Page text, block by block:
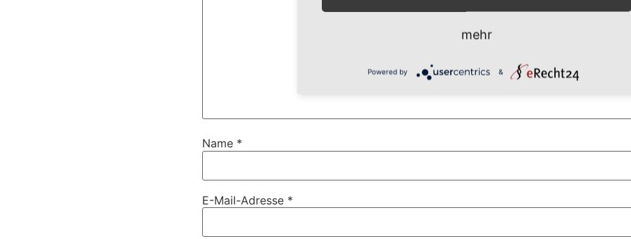
Name *
E-Mail-Adresse *
mehr
Powered by &